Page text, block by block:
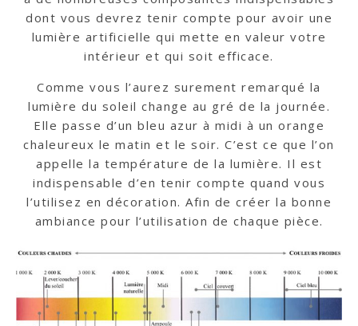
dont vous devrez tenir compte pour avoir une
lumière artificielle qui mette en valeur votre
intérieur et qui soit efficace.
Comme vous l’aurez surement remarqué la
lumière du soleil change au gré de la journée.
Elle passe d’un bleu azur à midi à un orange
chaleureux le matin et le soir. C’est ce que l’on
appelle la température de la lumière. Il est
indispensable d’en tenir compte quand vous
l’utilisez en décoration. Afin de créer la bonne
ambiance pour l’utilisation de chaque pièce.